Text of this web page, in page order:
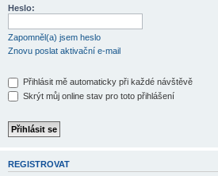
Heslo:
Zapomněl(a) jsem heslo
Znovu poslat aktivační e-mail
Přihlásit mě automaticky při každé návštěvě
Skrýt můj online stav pro toto přihlášení
REGISTROVAT